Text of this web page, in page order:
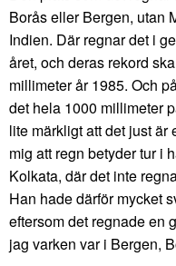
Borås eller Bergen, utan
Indien. Där regnar det i
året, och deras rekord
millimeter år 1985. Och
det hela 1000 millimeter
lite märkligt att det just är
mig att regn betyder tur i
Kolkata, där det inte
Han hade därför mycket
eftersom det regnade en
jag varken var i Bergen,